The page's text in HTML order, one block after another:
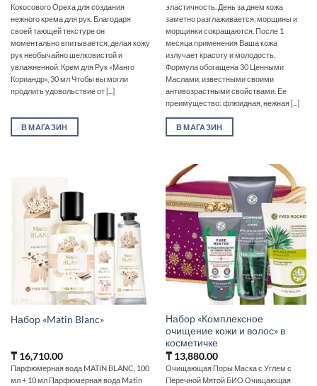
Кокосового Ореха для создания
нежного крема для рук. Благодаря
своей тающей текстуре он
моментально впитывается, делая кожу
рук необычайно шелковистой и
увлажненной. Крем для Рук «Манго
Кориандр», 30 мл Чтобы вы могли
продлить удовольствие от [...]
В МАГАЗИН
эластичность. День за днем кожа
заметно разглаживается, морщины и
морщинки сокращаются. После 1
месяца применения Ваша кожа
излучает красоту и молодость.
Формула обогащена 30 Ценными
Маслами, известными своими
антивозрастными свойствами. Ее
преимущество: флюидная, нежная [...]
В МАГАЗИН
Набор «Matin Blanc»
₸16,710.00
Парфюмерная вода MATIN BLANC, 100
мл + 10 мл Парфюмерная вода Matin
Набор «Комплексное
очищение кожи и волос» в
косметичке
₸13,880.00
Очищающая Поры Маска с Углем с
Перечной Мятой БИО Очищающая